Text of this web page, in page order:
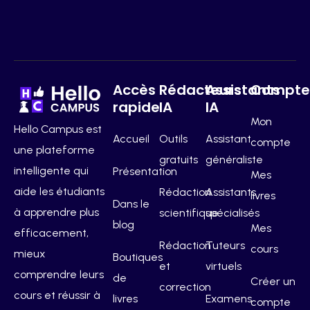
Hello Campus est
une plateforme
intelligente qui
aide les étudiants
à apprendre plus
efficacement,
mieux
comprendre leurs
cours et réussir à
Accès
rapide
Accueil
Présentation
Dans le
blog
Boutiques
de
livres
Rédacteurs
IA
Outils
gratuits
Rédaction
scientifique
Rédaction
et
correction
Assistants
IA
Assistant
généraliste
Assistants
spécialisés
Tuteurs
virtuels
Examens
Compte
Mon
compte
Mes
livres
Mes
cours
Créer un
compte